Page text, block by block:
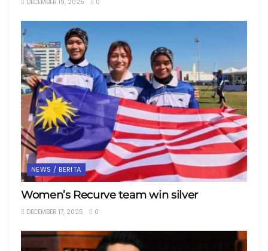
DECEMBER 19, 2025 0
NEWS / BERITA
Women’s Recurve team win silver
DECEMBER 17, 2025 0